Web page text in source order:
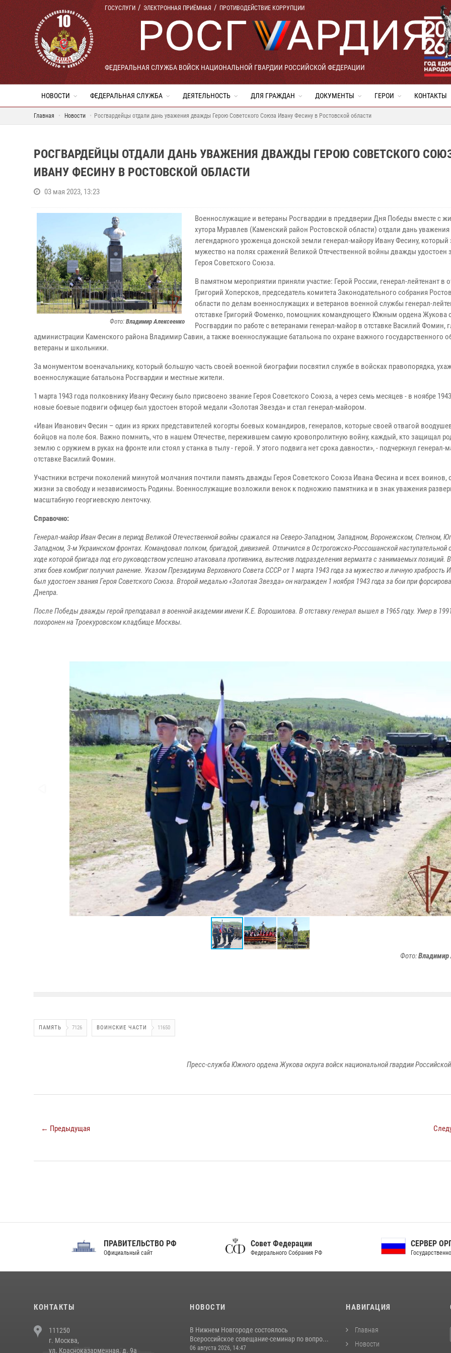
ГОСУСЛУГИ ЭЛЕКТРОННАЯ ПРИЁМНАЯ ПРОТИВОДЕЙСТВИЕ КОРРУПЦИИ
ФЕДЕРАЛЬНАЯ СЛУЖБА ВОЙСК НАЦИОНАЛЬНОЙ ГВАРДИИ РОССИЙСКОЙ ФЕДЕРАЦИИ
НОВОСТИ ФЕДЕРАЛЬНАЯ СЛУЖБА ДЕЯТЕЛЬНОСТЬ ДЛЯ ГРАЖДАН ДОКУМЕНТЫ ГЕРОИ КОНТАКТЫ
Главная Новости Росгвардейцы отдали дань уважения дважды Герою Советского Союза Ивану Фесину в Ростовской области
РОСГВАРДЕЙЦЫ ОТДАЛИ ДАНЬ УВАЖЕНИЯ ДВАЖДЫ ГЕРОЮ СОВЕТСКОГО
ИВАНУ ФЕСИНУ В РОСТОВСКОЙ ОБЛАСТИ
03 мая 2023, 13:23
Фото: Владимир Алексеенко
Военнослужащие и ветераны Росгвардии в преддверии Дня Победы вместе с
хутора Муравлев (Каменский район Ростовской области) отдали дань
легендарного уроженца донской земли генерал-майору Ивану Фесину, который
мужество на полях сражений Великой Отечественной войны дважды удостоен
Героя Советского Союза.
В памятном мероприятии приняли участие: Герой России, генерал-лейтенант в
Григорий Хоперсков, председатель комитета Законодательного собрания
области по делам военнослужащих и ветеранов военной службы генерал-
отставке Григорий Фоменко, помощник командующего Южным ордена Жукова
Росгвардии по работе с ветеранами генерал-майор в отставке Василий Фомин,
администрации Каменского района Владимир Савин, а также военнослужащие батальона по охране важного государственного
ветераны и школьники.
За монументом военачальнику, который большую часть своей военной биографии посвятил службе в войсках правопорядка,
военнослужащие батальона Росгвардии и местные жители.
1 марта 1943 года полковнику Ивану Фесину было присвоено звание Героя Советского Союза, а через семь месяцев - в ноябре
новые боевые подвиги офицер был удостоен второй медали «Золотая Звезда» и стал генерал-майором.
«Иван Иванович Фесин – один из ярких представителей когорты боевых командиров, генералов, которые своей отвагой
бойцов на поле боя. Важно помнить, что в нашем Отечестве, пережившем самую кровопролитную войну, каждый, кто защищал
землю с оружием в руках на фронте или стоял у станка в тылу - герой. У этого подвига нет срока давности», - подчеркнул генерал-
отставке Василий Фомин.
Участники встречи поколений минутой молчания почтили память дважды Героя Советского Союза Ивана Фесина и всех воинов,
жизни за свободу и независимость Родины. Военнослужащие возложили венок к подножию памятника и в знак уважения
масштабную георгиевскую ленточку.
Справочно:
Генерал-майор Иван Фесин в период Великой Отечественной войны сражался на Северо-Западном, Западном, Воронежском, Степном,
Западном, 3-м Украинском фронтах. Командовал полком, бригадой, дивизией. Отличился в Острогожско-Россошанской наступательной
ходе которой бригада под его руководством успешно атаковала противника, вытеснив подразделения вермахта с занимаемых позиций.
этих боев комбриг получил ранение. Указом Президиума Верховного Совета СССР от 1 марта 1943 года за мужество и личную храбрость
был удостоен звания Героя Советского Союза. Второй медалью «Золотая Звезда» он награжден 1 ноября 1943 года за бои при
Днепра.
После Победы дважды герой преподавал в военной академии имени К.Е. Ворошилова. В отставку генерал вышел в 1965 году. Умер в 1991
похоронен на Троекуровском кладбище Москвы.
Фото:Владимир
ПАМЯТЬ 7126 ВОИНСКИЕ ЧАСТИ 11650
Пресс-служба Южного ордена Жукова округа войск национальной гвардии
← Предыдущая
ПРАВИТЕЛЬСТВО РФ
Официальный сайт
Совет Федерации
Федерального Собрания РФ
СЕРВЕР ОРГАНОВ
Государственной власти РФ
КОНТАКТЫ
111250
г. Москва,
ул. Красноказарменная, д. 9а
НОВОСТИ
В Нижнем Новгороде состоялось
Всероссийское совещание-семинар по вопро...
06 августа 2026, 14:47
НАВИГАЦИЯ
Главная
Новости